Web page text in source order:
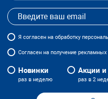
Я согласен на обработку
Согласен на получение
Новинки
раз в неделю
Акции
раз в 2